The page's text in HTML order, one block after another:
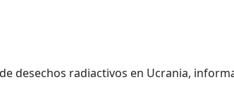
desechos radiactivos en Ucrania,